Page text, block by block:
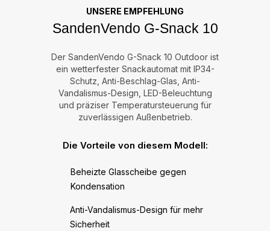
UNSERE EMPFEHLUNG
SandenVendo G-Snack 10
Der SandenVendo G-Snack 10 Outdoor ist
ein wetterfester Snackautomat mit IP34-
Schutz, Anti-Beschlag-Glas, Anti-
Vandalismus-Design, LED-Beleuchtung
und präziser Temperatursteuerung für
zuverlässigen Außenbetrieb.
Die Vorteile von diesem Modell:
Beheizte Glasscheibe gegen
Kondensation
Anti-Vandalismus-Design für mehr
Sicherheit